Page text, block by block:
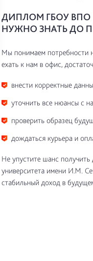
ДИПЛОМ ГБОУ ВПО
НУЖНО ЗНАТЬ ДО
Мы понимаем потребности
ехать к нам в офис,
внести корректные
уточнить все нюансы с
проверить образец
дождаться курьера и
Не упустите шанс
университета имени И.М.
стабильный доход в